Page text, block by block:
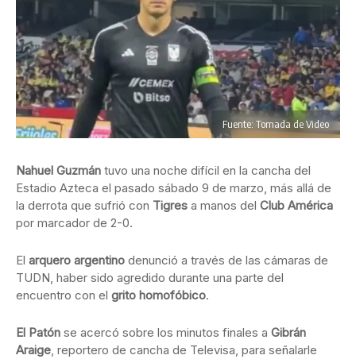
Fuente: Tomada de Video
Nahuel Guzmán tuvo una noche difícil en la cancha del
Estadio Azteca el pasado sábado 9 de marzo, más allá de
la derrota que sufrió con Tigres a manos del Club América
por marcador de 2-0.
El arquero argentino denunció a través de las cámaras de
TUDN, haber sido agredido durante una parte del
encuentro con el grito homofóbico.
El Patón se acercó sobre los minutos finales a Gibrán
Araige, reportero de cancha de Televisa, para señalarle